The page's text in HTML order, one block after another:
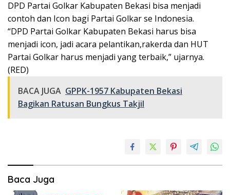
DPD Partai Golkar Kabupaten Bekasi bisa menjadi
contoh dan Icon bagi Partai Golkar se Indonesia.
“DPD Partai Golkar Kabupaten Bekasi harus bisa
menjadi icon, jadi acara pelantikan,rakerda dan HUT
Partai Golkar harus menjadi yang terbaik,” ujarnya.
(RED)
BACA JUGA GPPK-1957 Kabupaten Bekasi
Bagikan Ratusan Bungkus Takjil
Baca Juga